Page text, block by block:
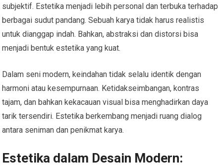
subjektif. Estetika menjadi lebih personal dan terbuka terhadap
berbagai sudut pandang. Sebuah karya tidak harus realistis
untuk dianggap indah. Bahkan, abstraksi dan distorsi bisa
menjadi bentuk estetika yang kuat.
Dalam seni modern, keindahan tidak selalu identik dengan
harmoni atau kesempurnaan. Ketidakseimbangan, kontras
tajam, dan bahkan kekacauan visual bisa menghadirkan daya
tarik tersendiri. Estetika berkembang menjadi ruang dialog
antara seniman dan penikmat karya.
Estetika dalam Desain Modern: